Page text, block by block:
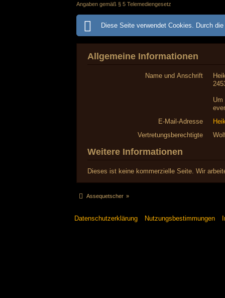
Angaben gemäß § 5 Telemediengesetz
Diese Seite verwendet Cookies. Durch
Allgemeine Informationen
Name und Anschrift
Um
E-Mail-Adresse
Vertretungsberechtigte
Weitere Informationen
Dieses ist keine kommerzielle Seite. Wir
Assequetscher »
Datenschutzerklärung Nutzungsbestimmungen